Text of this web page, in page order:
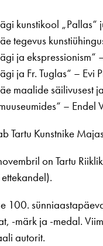
kunstikool
tegevus
ja ekspressionism“
ja Fr. Tuglas“ – Evi
maalide säilivusest
– Endel
Tartu Kunstnike
on Tartu
100.
-märk ja -medal.
autorit.